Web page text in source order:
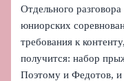
Отдельного
юниорских
требования к
получится: набор
Поэтому и Федотов, и